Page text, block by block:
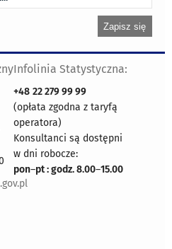
Infolinia Statystyczna:
+48 22 279 99 99
(opłata zgodna z taryfą
operatora)
Konsultanci są dostępni
w dni robocze:
pon–pt : godz. 8.00–15.00